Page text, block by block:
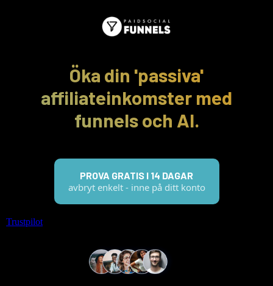
Öka din 'passiva'
affiliateinkomster med
funnels och AI.
PROVA GRATIS I 14 DAGAR
avbryt enkelt - inne på ditt konto
Trustpilot